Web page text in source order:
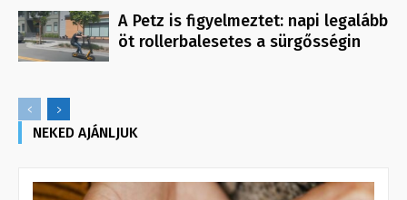
A Petz is figyelmeztet: napi legalább
öt rollerbalesetes a sürgősségin
NEKED AJÁNLJUK